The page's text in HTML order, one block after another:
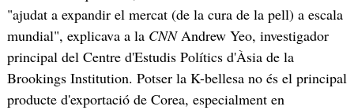
"ajudat a expandir el mercat (de la cura de la pell) a escala
mundial", explicava a la CNNAndrew Yeo, investigador
principal del Centre d'Estudis Polítics d'Àsia de la
Brookings Institution. Potser la K-bellesa no és el principal
producte d'exportació de Corea, especialment en